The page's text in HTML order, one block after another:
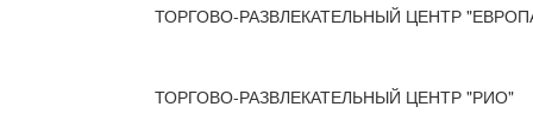
ТОРГОВО-РАЗВЛЕКАТЕЛЬНЫЙ ЦЕНТР
ТОРГОВО-РАЗВЛЕКАТЕЛЬНЫЙ ЦЕНТР "РИО"